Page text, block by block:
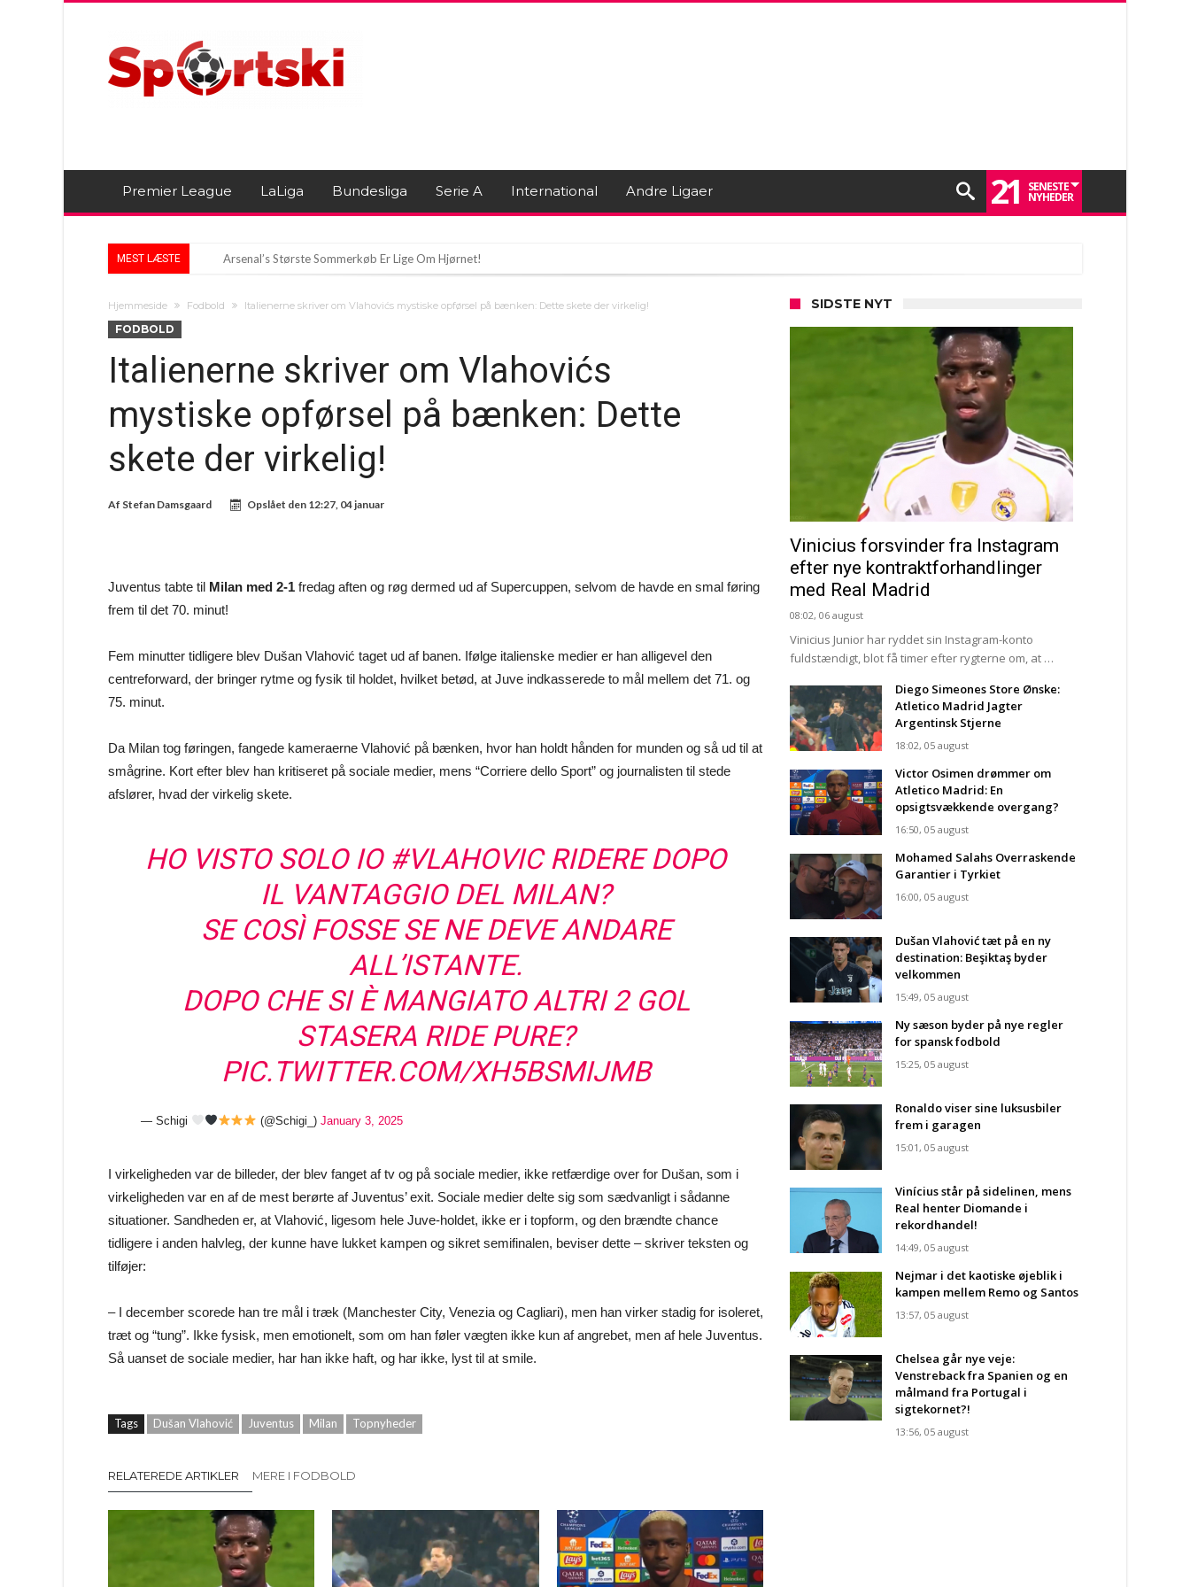
Premier League LaLiga Bundesliga Serie A International Andre Ligaer 21 SENESTE
NYHEDER
MEST LÆSTE Arsenal’s Største Sommerkøb Er Lige Om Hjørnet!
Hjemmeside Fodbold Italienerne skriver om Vlahovićs mystiske opførsel på bænken: Dette skete der virkelig!
FODBOLD
Italienerne skriver om Vlahovićs
mystiske opførsel på bænken: Dette
skete der virkelig!
Af Stefan Damsgaard Opslået den 12:27, 04 januar
Juventus tabte til Milan med 2-1 fredag aften og røg dermed ud af Supercuppen, selvom de havde en smal føring
frem til det 70. minut!
Fem minutter tidligere blev Dušan Vlahović taget ud af banen. Ifølge italienske medier er han alligevel den
centreforward, der bringer rytme og fysik til holdet, hvilket betød, at Juve indkasserede to mål mellem det 71. og
75. minut.
Da Milan tog føringen, fangede kameraerne Vlahović på bænken, hvor han holdt hånden for munden og så ud til at
smågrine. Kort efter blev han kritiseret på sociale medier, mens “Corriere dello Sport” og journalisten til stede
afslører, hvad der virkelig skete.
HO VISTO SOLO IO #VLAHOVICRIDERE DOPO
IL VANTAGGIO DEL MILAN?
SE COSÌ FOSSE SE NE DEVE ANDARE
ALL’ISTANTE.
DOPO CHE SI È MANGIATO ALTRI 2 GOL
STASERA RIDE PURE?
PIC.TWITTER.COM/XH5BSMIJMB
— Schigi (@Schigi_)January 3, 2025
I virkeligheden var de billeder, der blev fanget af tv og på sociale medier, ikke retfærdige over for Dušan, som i
virkeligheden var en af de mest berørte af Juventus’ exit. Sociale medier delte sig som sædvanligt i sådanne
situationer. Sandheden er, at Vlahović, ligesom hele Juve-holdet, ikke er i topform, og den brændte chance
tidligere i anden halvleg, der kunne have lukket kampen og sikret semifinalen, beviser dette – skriver teksten og
tilføjer:
– I december scorede han tre mål i træk (Manchester City, Venezia og Cagliari), men han virker stadig for isoleret,
træt og “tung”. Ikke fysisk, men emotionelt, som om han føler vægten ikke kun af angrebet, men af hele Juventus.
Så uanset de sociale medier, har han ikke haft, og har ikke, lyst til at smile.
Tags Dušan Vlahović Juventus Milan Topnyheder
RELATEREDE ARTIKLER MERE I FODBOLD
SIDSTE NYT
Vinicius forsvinder fra Instagram
efter nye kontraktforhandlinger
med Real Madrid
08:02, 06 august
Vinicius Junior har ryddet sin Instagram-konto
fuldstændigt, blot få timer efter rygterne om, at …
Diego Simeones Store Ønske:
Atletico Madrid Jagter
Argentinsk Stjerne
18:02, 05 august
Victor Osimen drømmer om
Atletico Madrid: En
opsigtsvækkende overgang?
16:50, 05 august
Mohamed Salahs Overraskende
Garantier i Tyrkiet
16:00, 05 august
Dušan Vlahović tæt på en ny
destination: Beşiktaş byder
velkommen
15:49, 05 august
Ny sæson byder på nye regler
for spansk fodbold
15:25, 05 august
Ronaldo viser sine luksusbiler
frem i garagen
15:01, 05 august
Vinícius står på sidelinen, mens
Real henter Diomande i
rekordhandel!
14:49, 05 august
Nejmar i det kaotiske øjeblik i
kampen mellem Remo og Santos
13:57, 05 august
Chelsea går nye veje:
Venstreback fra Spanien og en
målmand fra Portugal i
sigtekornet?!
13:56, 05 august